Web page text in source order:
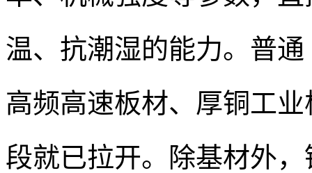
温、抗潮湿的能力。普
高频高速板材、厚铜工
段就已拉开。除基材外